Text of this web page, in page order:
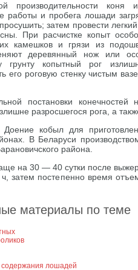
производительности коня
работы и пробега лошади
затем провести
При расчистке копыт
камешков и грязи из
деревянный нож или
копытный рог
его роговую стенку чистым
постановки конечностей
разросшегося рога, а
кобыл для
В Беларуси
района.
на 30 — 40 сутки после
затем постепенно время
материалы по теме
содержания лошадей